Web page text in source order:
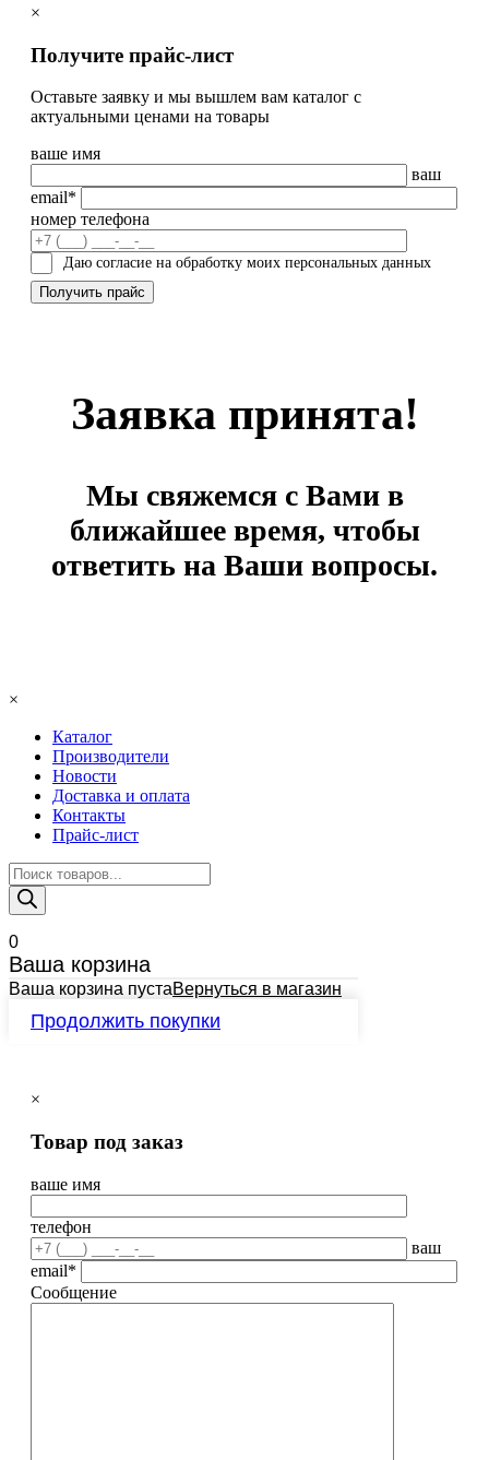
×
Получите прайс-лист
Оставьте заявку и мы вышлем вам каталог с
актуальными ценами на товары
ваше имя
ваш
email*
номер телефона
Даю согласие на обработку моих персональных данных
Заявка принята!
Мы свяжемся с Вами в
ближайшее время, чтобы
ответить на Ваши вопросы.
×
Каталог
Производители
Новости
Доставка и оплата
Контакты
Прайс-лист
Поиск
товаров
0
Ваша корзина
Ваша корзина пустаВернуться в магазин
Продолжить покупки
×
Товар под заказ
ваше имя
телефон
ваш
email*
Сообщение